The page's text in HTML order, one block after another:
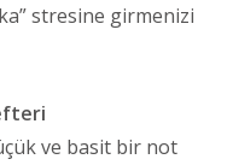
stresine girmenizi
ve basit bir not